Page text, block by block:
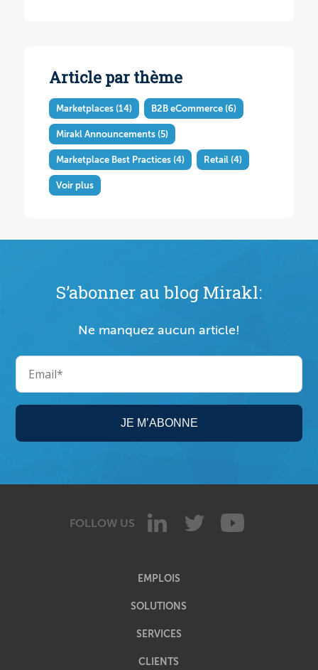
Article par thème
Marketplaces (14) B2B eCommerce (6)
Mirakl Announcements (5)
Marketplace Best Practices (4) Retail (4)
Voir plus
S’abonner au blog Mirakl:
Ne manquez aucun article!
FOLLOW US
EMPLOIS
SOLUTIONS
SERVICES
CLIENTS